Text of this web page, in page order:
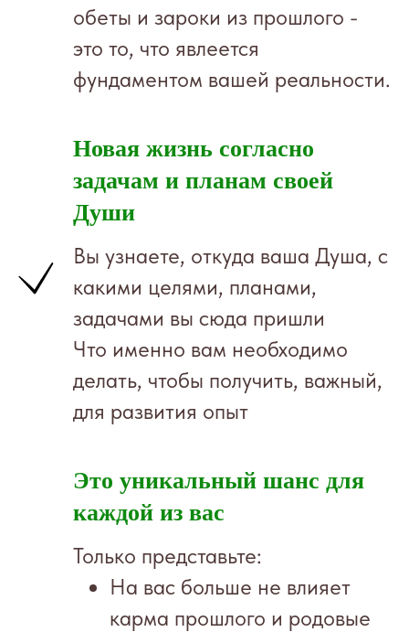
обеты и зароки из прошлого -
это то, что явлеется
фундаментом вашей реальности.
Новая жизнь согласно
задачам и планам своей
Души
Вы узнаете, откуда ваша Душа, с
какими целями, планами,
задачами вы сюда пришли
Что именно вам необходимо
делать, чтобы получить, важный,
для развития опыт
Это уникальный шанс для
каждой из вас
Только представьте:
На вас больше не влияет
карма прошлого и родовые